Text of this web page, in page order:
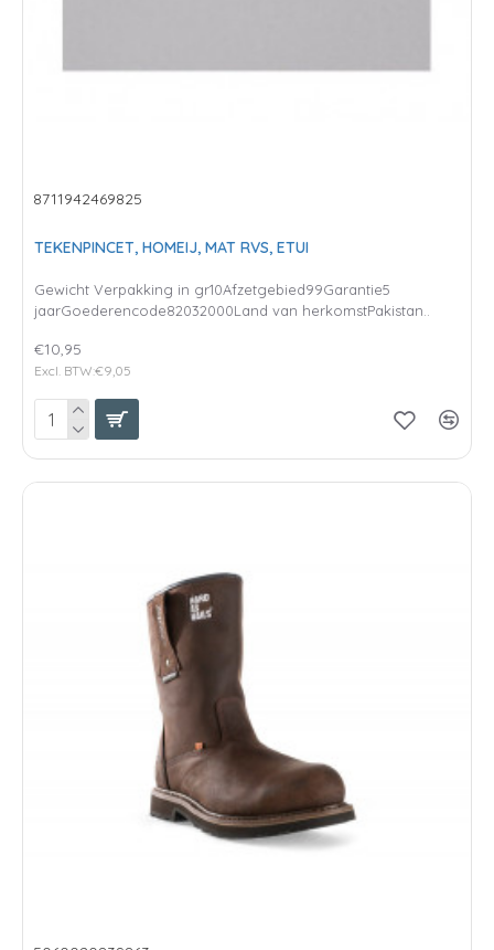
8711942469825
TEKENPINCET, HOMEIJ, MAT RVS, ETUI
Gewicht Verpakking in gr10Afzetgebied99Garantie5
jaarGoederencode82032000Land van herkomstPakistan..
€10,95
Excl. BTW:€9,05